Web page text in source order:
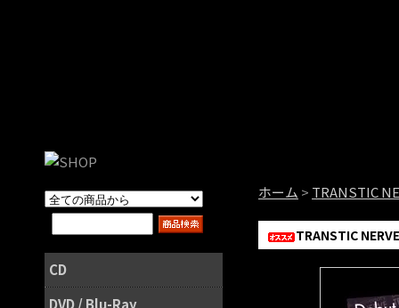
CD
DVD / Blu-Ray
ホーム > TRANSTIC
TRANSTIC